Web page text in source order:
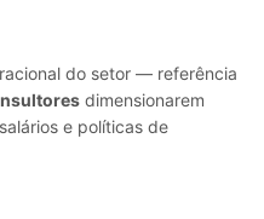
do setor — referência
dimensionarem
e políticas de